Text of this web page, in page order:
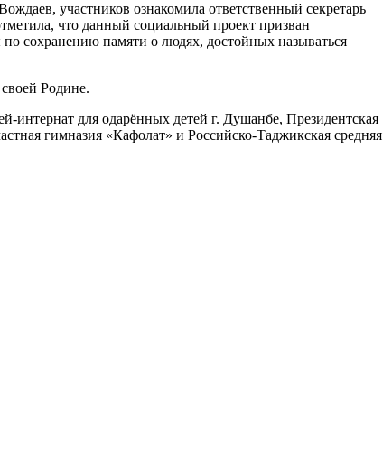
участников ознакомила ответственный секретарь
что данный социальный проект призван
сохранению памяти о людях, достойных называться
Родине.
для одарённых детей г. Душанбе, Президентская
гимназия «Кафолат» и Российско-Таджикская средняя